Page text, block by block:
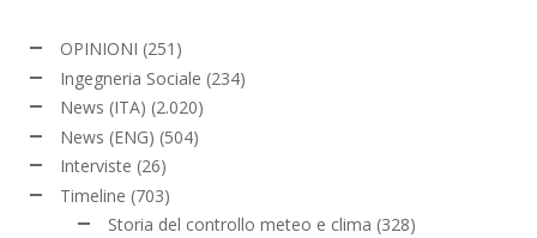
OPINIONI (251)
Ingegneria Sociale (234)
News (ITA) (2.020)
News (ENG) (504)
Interviste (26)
Timeline (703)
Storia del controllo meteo e clima (328)